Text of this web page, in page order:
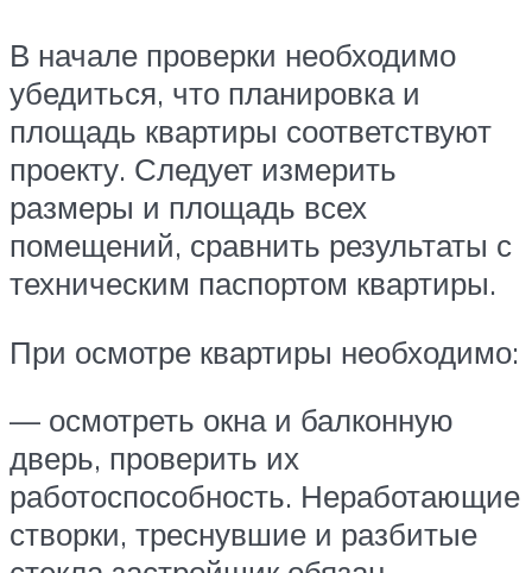
В начале проверки необходимо
убедиться, что планировка и
площадь квартиры соответствуют
проекту. Следует измерить
размеры и площадь всех
помещений, сравнить результаты с
техническим паспортом квартиры.
При осмотре квартиры необходимо:
— осмотреть окна и балконную
дверь, проверить их
работоспособность. Неработающие
створки, треснувшие и разбитые